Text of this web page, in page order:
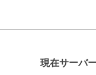
現在サーバ